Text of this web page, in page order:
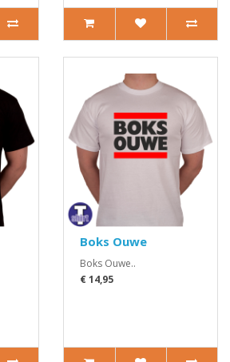
Boks Ouwe
Boks Ouwe..
€ 14,95